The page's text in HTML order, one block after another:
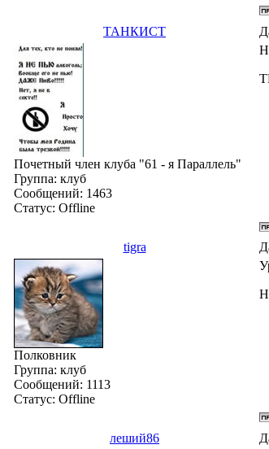
ТАНКИСТ
Почетный член клуба "61 - я Параллель"
Группа: клуб
Сообщений: 1463
Статус: Offline
tigra
Полковник
Группа: клуб
Сообщений: 1113
Статус: Offline
леший86